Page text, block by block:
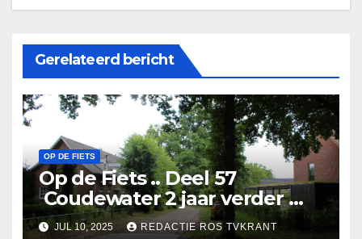
Gerelateerd bericht
OP DE FIETS
Op de Fiets .. Deel 57
Coudewater 2 jaar verder …
JUL 10, 2025 REDACTIE ROS TVKRANT